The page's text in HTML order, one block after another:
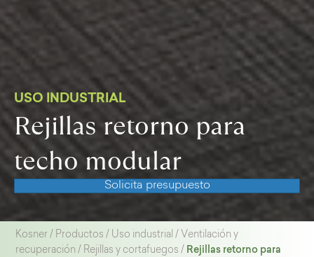
USO INDUSTRIAL
Rejillas retorno para
techo modular
Solicita presupuesto
Kosner / Productos / Uso industrial / Ventilación y
recuperación / Rejillas y cortafuegos / Rejillas retorno para